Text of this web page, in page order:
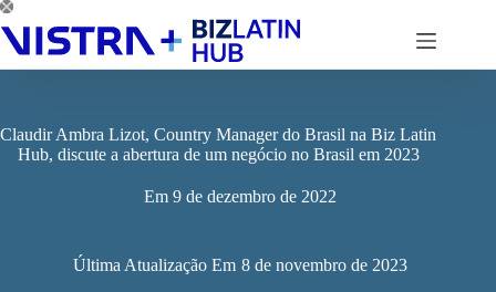
Pular
para
conteúdo
Claudir Ambra Lizot, Country Manager do Brasil na Biz Latin
Hub, discute a abertura de um negócio no Brasil em 2023
Em 9 de dezembro de 2022
Última Atualização Em 8 de novembro de 2023